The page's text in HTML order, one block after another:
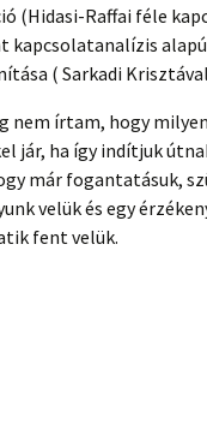
(Hidasi-Raffai féle
kapcsolatanalízis
( Sarkadi
nem írtam, hogy
jár, ha így indítjuk
már fogantatásuk,
velük és egy
fent velük.